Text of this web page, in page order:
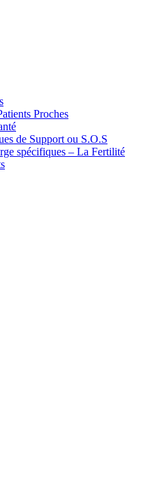
Proches
de Support ou S.O.S
spécifiques – La Fertilité